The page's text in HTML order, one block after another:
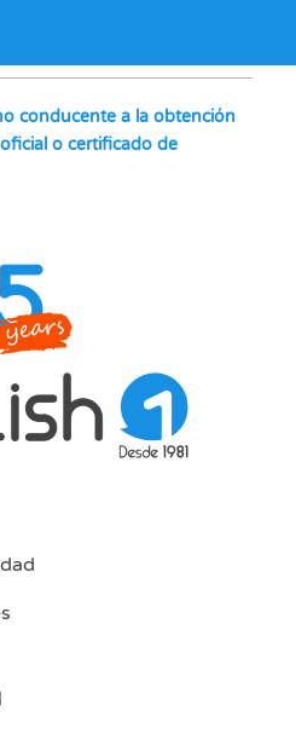
conducente a la obtención
o certificado de